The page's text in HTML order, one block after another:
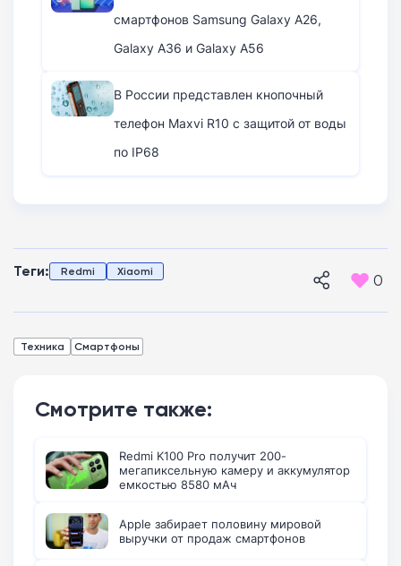
смартфонов Samsung Galaxy A26,
Galaxy A36 и Galaxy A56
В России представлен кнопочный
телефон Maxvi R10 с защитой от воды
по IP68
Теги: Redmi Xiaomi 0
Техника Смартфоны
Смотрите также:
Redmi K100 Pro получит 200-
мегапиксельную камеру и аккумулятор
емкостью 8580 мАч
Apple забирает половину мировой
выручки от продаж смартфонов